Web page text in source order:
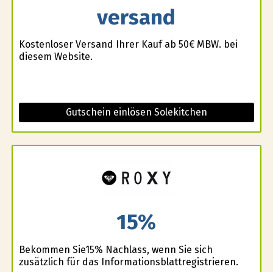
versand
Kostenloser Versand Ihrer Kauf ab 50€ MBW. bei
diesem Website.
Gutschein einlösen Solekitchen
15%
Bekommen Sie15% Nachlass, wenn Sie sich
zusätzlich für das Informationsblattregistrieren.